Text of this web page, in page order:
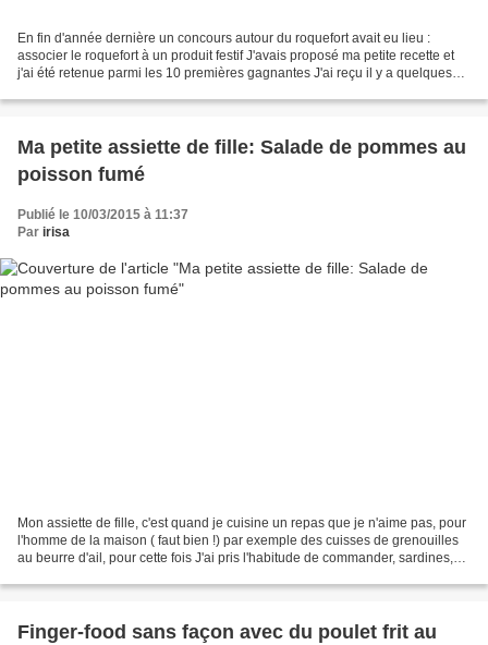
En fin d'année dernière un concours autour du roquefort avait eu lieu :
associer le roquefort à un produit festif J'avais proposé ma petite recette et
j'ai été retenue parmi les 10 premières gagnantes J'ai reçu il y a quelques
Ma petite assiette de fille: Salade de pommes au
poisson fumé
Publié le 10/03/2015 à 11:37
Par irisa
Mon assiette de fille, c'est quand je cuisine un repas que je n'aime pas, pour
l'homme de la maison ( faut bien !) par exemple des cuisses de grenouilles
au beurre d'ail, pour cette fois J'ai pris l'habitude de commander, sardines,
Finger-food sans façon avec du poulet frit au